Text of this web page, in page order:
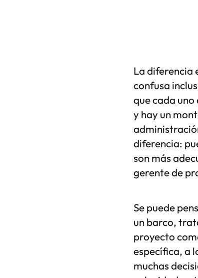
La diferencia
confusa
que cada
y hay un
diferencia:
son más
gerente de
Se puede
un barco,
proyecto
específica, a
muchas